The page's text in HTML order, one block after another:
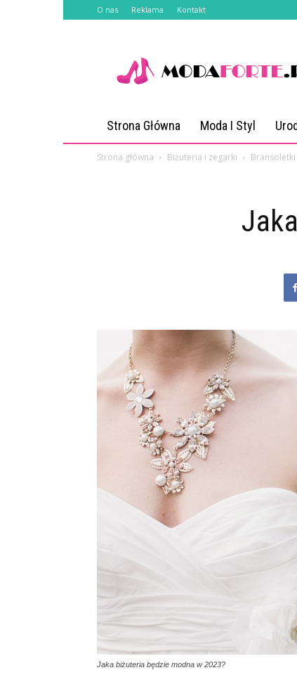
O nas Reklama Kontakt
Strona Główna Moda I Styl
Strona główna Biżuteria i zegarki
Jaka biżuteria będzie modna w 2023?